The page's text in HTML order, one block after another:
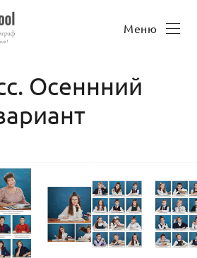
Меню
Осеннний